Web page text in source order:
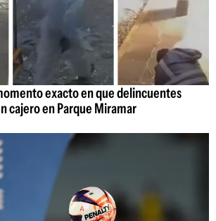
exacto en que delincuentes
cajero en Parque Miramar